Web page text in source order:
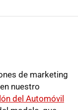
de marketing
en nuestro
del Automóvil